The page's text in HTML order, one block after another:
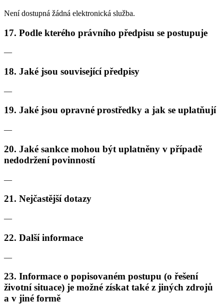
Není dostupná žádná elektronická služba.
17. Podle kterého právního předpisu se postupuje
—
18. Jaké jsou související předpisy
—
19. Jaké jsou opravné prostředky a jak se uplatňují
—
20. Jaké sankce mohou být uplatněny v případě
nedodržení povinností
—
21. Nejčastější dotazy
—
22. Další informace
—
23. Informace o popisovaném postupu (o řešení
životní situace) je možné získat také z jiných zdrojů
a v jiné formě